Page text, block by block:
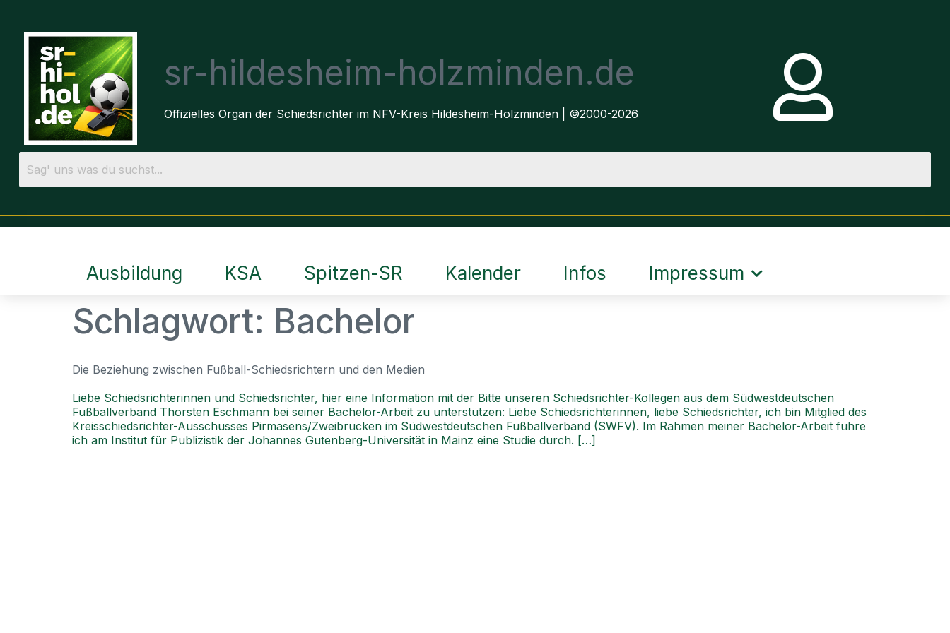
sr-hildesheim-holzminden.de
Offizielles Organ der Schiedsrichter im NFV-Kreis Hildesheim-Holzminden | ©2000-2026
Ausbildung KSA Spitzen-SR Kalender Infos Impressum
Schlagwort: Bachelor
Die Beziehung zwischen Fußball-Schiedsrichtern und den Medien
Liebe Schiedsrichterinnen und Schiedsrichter, hier eine Information mit der Bitte unseren Schiedsrichter-Kollegen aus dem Südwestdeutschen
Fußballverband Thorsten Eschmann bei seiner Bachelor-Arbeit zu unterstützen: Liebe Schiedsrichterinnen, liebe Schiedsrichter, ich bin Mitglied des
Kreisschiedsrichter-Ausschusses Pirmasens/Zweibrücken im Südwestdeutschen Fußballverband (SWFV). Im Rahmen meiner Bachelor-Arbeit führe
ich am Institut für Publizistik der Johannes Gutenberg-Universität in Mainz eine Studie durch. […]